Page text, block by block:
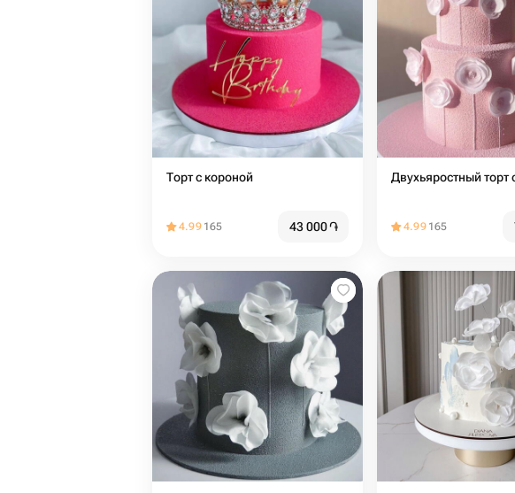
Торт с короной
4.99 165 43 000֏
Двухьяростный торт
4.99 165